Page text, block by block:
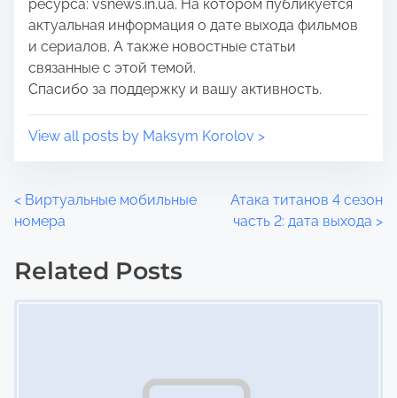
:
ресурса: vsnews.in.ua. На котором публикуется
актуальная информация о дате выхода фильмов
и сериалов. А также новостные статьи
связанные с этой темой.
Спасибо за поддержку и вашу активность.
View all posts by Maksym Korolov >
P
s
< Виртуальные мобильные
номера
Атака титанов 4 сезон
часть 2: дата выхода >
Related Posts